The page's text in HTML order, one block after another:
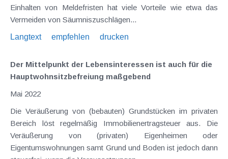
Einhalten von Meldefristen hat viele Vorteile wie etwa das
Vermeiden von Säumniszuschlägen...
Langtext
empfehlen drucken
Der Mittelpunkt der Lebensinteressen ist auch für die
Hauptwohnsitzbefreiung maßgebend
Mai 2022
Die Veräußerung von (bebauten) Grundstücken im privaten
Bereich löst regelmäßig Immobilienertragsteuer aus. Die
Veräußerung von (privaten) Eigenheimen oder
Eigentumswohnungen samt Grund und Boden ist jedoch dann